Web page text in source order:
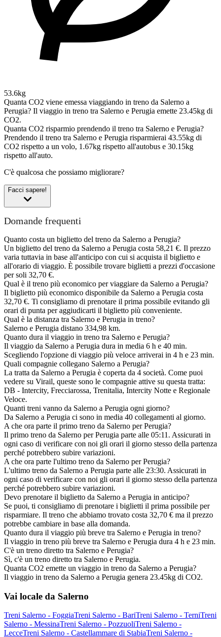
53.6kg
Quanta CO2 viene emessa viaggiando in treno da Salerno a
Perugia? Il viaggio in treno tra Salerno e Perugia emette 23.45kg di
CO2.
Quanta CO2 risparmio prendendo il treno tra Salerno e Perugia?
Prendendo il treno tra Salerno e Perugia risparmierai 43.55kg di
CO2 rispetto a un volo, 1.67kg rispetto all'autobus e 30.15kg
rispetto all'auto.
C'è qualcosa che possiamo migliorare?
Facci sapere!
Domande frequenti
Quanto costa un biglietto del treno da Salerno a Perugia?
Un biglietto del treno da Salerno a Perugia costa 58,21 €. Il prezzo
varia tuttavia in base all'anticipo con cui si acquista il biglietto e
all'orario di viaggio. È possibile trovare biglietti a prezzi d'occasione
per soli 32,70 €.
Qual è il treno più economico per viaggiare da Salerno a Perugia?
Il biglietto più economico disponibile da Salerno a Perugia costa
32,70 €. Ti consigliamo di prenotare il prima possibile evitando gli
orari di punta per aggiudicarti il biglietto più conveniente.
Qual è la distanza tra Salerno e Perugia in treno?
Salerno e Perugia distano 334,98 km.
Quanto dura il viaggio in treno tra Salerno e Perugia?
Il viaggio da Salerno a Perugia dura in media 6 h e 40 min.
Scegliendo l'opzione di viaggio più veloce arriverai in 4 h e 23 min.
Quali compagnie collegano Salerno a Perugia?
La tratta da Salerno a Perugia è coperta da 4 società. Come puoi
vedere su Virail, queste sono le compagnie attive su questa tratta:
DB - Intercity, Frecciarossa, Trenitalia, Intercity Notte e Regionale
Veloce.
Quanti treni vanno da Salerno a Perugia ogni giorno?
Da Salerno a Perugia ci sono in media 40 collegamenti al giorno.
A che ora parte il primo treno da Salerno per Perugia?
Il primo treno da Salerno per Perugia parte alle 05:11. Assicurati in
ogni caso di verificare con noi gli orari il giorno stesso della partenza
perché potrebbero subire variazioni.
A che ora parte l'ultimo treno da Salerno per Perugia?
L'ultimo treno da Salerno a Perugia parte alle 23:30. Assicurati in
ogni caso di verificare con noi gli orari il giorno stesso della partenza
perché potrebbero subire variazioni.
Devo prenotare il biglietto da Salerno a Perugia in anticipo?
Se puoi, ti consigliamo di prenotare i biglietti il prima possibile per
risparmiare. Il treno che abbiamo trovato costa 32,70 € ma il prezzo
potrebbe cambiare in base alla domanda.
Quanto dura il viaggio più breve tra Salerno e Perugia in treno?
Il viaggio in treno più breve tra Salerno e Perugia dura 4 h e 23 min.
C'è un treno diretto tra Salerno e Perugia?
Sì, c'è un treno diretto tra Salerno e Perugia.
Quanta CO2 emette un viaggio in treno da Salerno a Perugia?
Il viaggio in treno da Salerno a Perugia genera 23.45kg di CO2.
Vai locale da Salerno
Treni Salerno - FoggiaTreni Salerno - BariTreni Salerno - TerniTreni
Salerno - MessinaTreni Salerno - PozzuoliTreni Salerno -
LecceTreni Salerno - Castellammare di StabiaTreni Salerno -